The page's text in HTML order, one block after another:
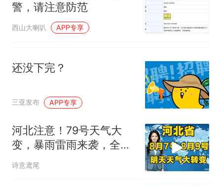
警，请注意防范
西山大喇叭 APP专享
还没下完？
三亚发布 APP专享
河北注意！79号天气大
变，暴雨雷雨来袭，全省
老乡留心！
诗意鸢尾